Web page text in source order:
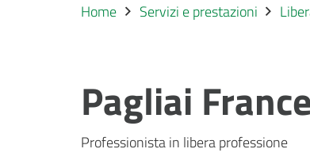
Home Servizi e prestazioni
Pagliai
Professionista in libera professione